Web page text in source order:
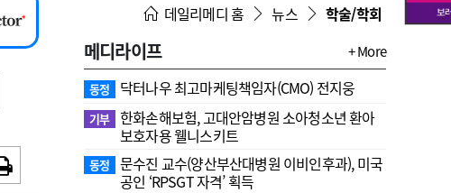
지침·기준·평가 약제급여 심사 결과
데일리메디 홈 뉴스 학술/학회
메디라이프 + More
동정 닥터나우 최고마케팅책임자(CMO) 전지웅
기부 한화손해보험, 고대안암병원 소아청소년 환아
보호자용 웰니스키트
동정
문수진 교수( 양산부산대병원 이비인후과), 미국
공인 ‘RPSGT 자격’ 획득